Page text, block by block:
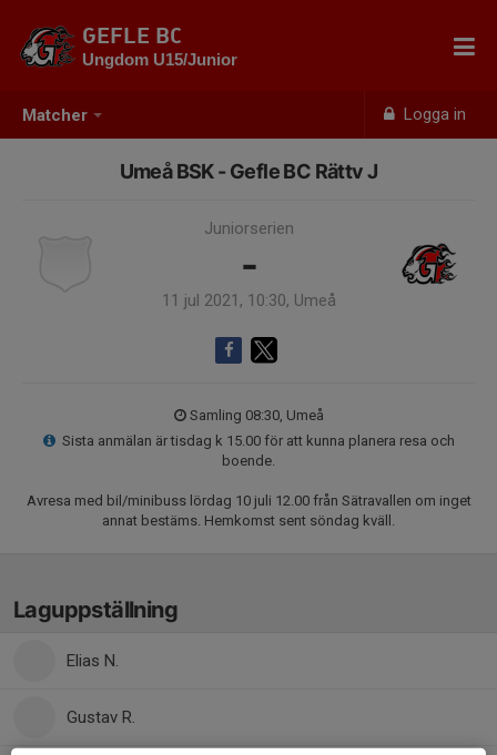
Matcher Logga in
GEFLE BC
Ungdom U15/Junior
Umeå BSK - Gefle BC Rättv J
Juniorserien
-
11 jul 2021, 10:30, Umeå
Samling 08:30, Umeå
Sista anmälan är tisdag k 15.00 för att kunna planera resa och
boende.
Avresa med bil/minibuss lördag 10 juli 12.00 från Sätravallen om inget
annat bestäms. Hemkomst sent söndag kväll.
Laguppställning
Elias N.
Gustav R.